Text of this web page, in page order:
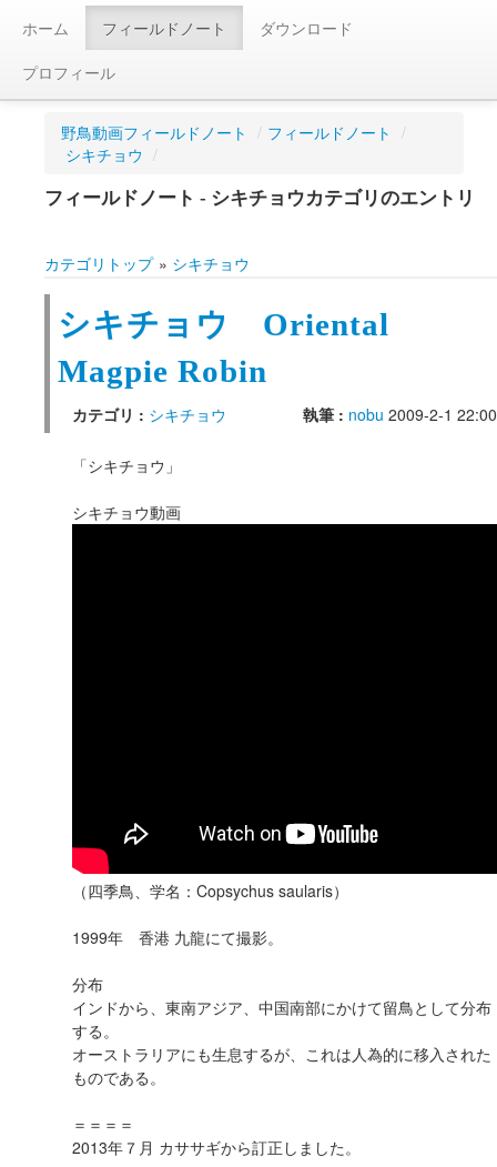
ホーム フィールドノート
ダウンロード
プロフィール
野鳥動画フィールドノート / フィールドノート /
シキチョウ /
フィールドノート - シキチョウカテゴリのエントリ
カテゴリトップ » シキチョウ
シキチョウ Oriental
Magpie Robin
カテゴリ : シキチョウ 執筆 : nobu 2009-2-1 22:00
「シキチョウ」
シキチョウ動画
（四季鳥、学名：Copsychus saularis）
1999年 香港 九龍にて撮影。
分布
インドから、東南アジア、中国南部にかけて留鳥として分布
する。
オーストラリアにも生息するが、これは人為的に移入された
ものである。
＝＝＝＝
2013年７月 カササギから訂正しました。